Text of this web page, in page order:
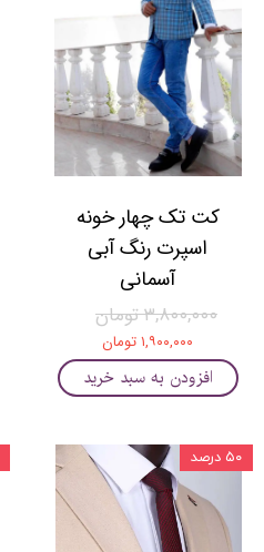
کت تک چهار خونه
اسپرت رنگ آبی
آسمانی
۳,۸۰۰,۰۰۰ تومان
۱,۹۰۰,۰۰۰ تومان
افزودن به سبد خرید
۵۰ درصد